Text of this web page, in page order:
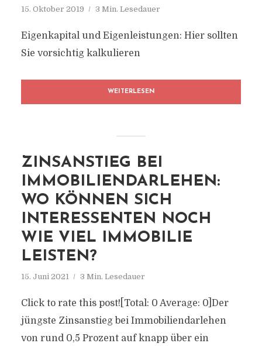
15. Oktober 2019 3 Min. Lesedauer
Eigenkapital und Eigenleistungen: Hier sollten
Sie vorsichtig kalkulieren
WEITERLESEN
ZINSANSTIEG BEI
IMMOBILIENDARLEHEN:
WO KÖNNEN SICH
INTERESSENTEN NOCH
WIE VIEL IMMOBILIE
LEISTEN?
15. Juni 2021 3 Min. Lesedauer
Click to rate this post![Total: 0 Average: 0]Der
jüngste Zinsanstieg bei Immobiliendarlehen
von rund 0,5 Prozent auf knapp über ein